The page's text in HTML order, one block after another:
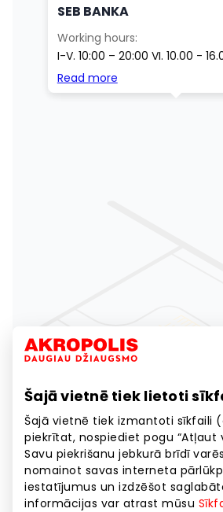
Šajā vietnē tiek lietoti
Šajā vietnē tiek izmantoti sīkfaili
piekrītat, nospiediet pogu “Atļaut
Savu piekrišanu jebkurā brīdī
nomainot savas interneta
iestatījumus un izdzēšot
informācijas var atrast mūsu